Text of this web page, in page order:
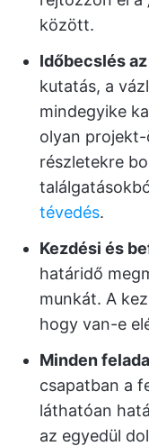
között.
Időbecslés
kutatás, a
mindegyike
olyan
részletekre
tévedés.
Kezdési és
határidő
munkát. A
hogy van-e
Minden
csapatban a
láthatóan
az egyedül